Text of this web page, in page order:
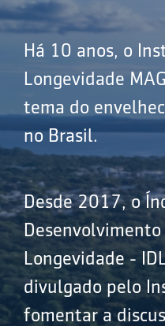
Há 10 anos, o
Longevidade
tema do
no Brasil.
Desde 2017, o
Longevidade -
divulgado pelo
fomentar a